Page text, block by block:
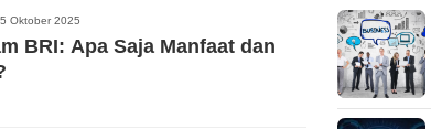
Oktober 2025
BRI: Apa Saja Manfaat dan